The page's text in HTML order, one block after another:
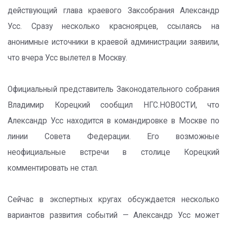
действующий глава краевого Заксобрания Александр
Усс. Сразу несколько красноярцев, ссылаясь на
анонимные источники в краевой администрации заявили,
что вчера Усс вылетел в Москву.
Официальный представитель Законодательного собрания
Владимир Корецкий сообщил НГС.НОВОСТИ, что
Александр Усс находится в командировке в Москве по
линии Совета Федерации. Его возможные
неофициальные встречи в столице Корецкий
комментировать не стал.
Сейчас в экспертных кругах обсуждается несколько
вариантов развития событий — Александр Усс может